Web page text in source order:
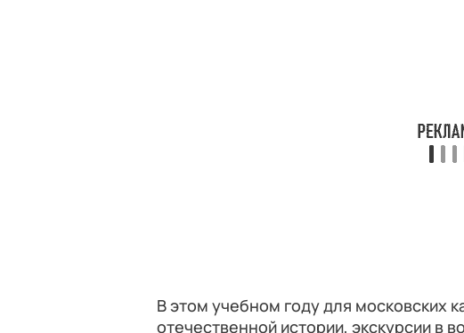
В этом учебном году для московских
отечественной истории, экскурсии в